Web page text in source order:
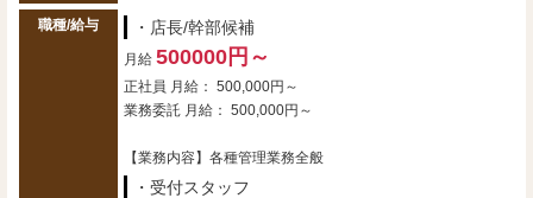
職種/給与 ・店長/幹部候補
月給 500000円～
正社員 月給： 500,000円～
業務委託 月給： 500,000円～
【業務内容】各種管理業務全般
・受付スタッフ